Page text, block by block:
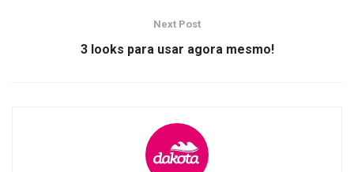
Next Post
3 looks para usar agora mesmo!